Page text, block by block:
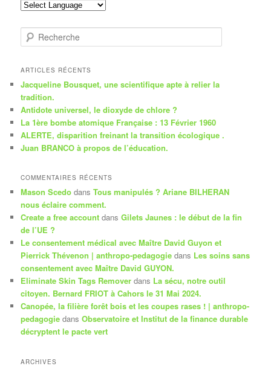
e
h
r
c
h
e
ARTICLES RÉCENTS
Jacqueline Bousquet, une scientifique apte à relier la
tradition.
Antidote universel, le dioxyde de chlore ?
La 1ère bombe atomique Française : 13 Février 1960
ALERTE, disparition freinant la transition écologique .
Juan BRANCO à propos de l’éducation.
COMMENTAIRES RÉCENTS
Mason Scedo dansTous manipulés ? Ariane BILHERAN
nous éclaire comment.
Create a free account dansGilets Jaunes : le début de la fin
de l’UE ?
Le consentement médical avec Maître David Guyon et
Pierrick Thévenon | anthropo-pedagogie dans Les soins sans
consentement avec Maître David GUYON.
Eliminate Skin Tags Remover dans La sécu, notre outil
citoyen. Bernard FRIOT à Cahors le 31 Mai 2024.
Canopée, la filière forêt bois et les coupes rases ! | anthropo-
pedagogie dansObservatoire et Institut de la finance durable
décryptent le pacte vert
ARCHIVES